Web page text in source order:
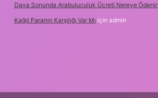
Dava Sonunda Arabuluculuk Ücreti Nereye Ödenir
Kağıt Paranın Karşılığı Var Mı için admin